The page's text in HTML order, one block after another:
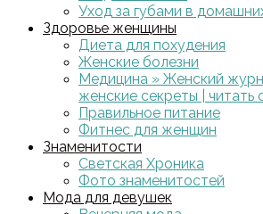
Уход за губами в
Здоровье женщины
Диета для похудения
Женские болезни
Медицина » Женский
женские секреты | читать
Правильное питание
Фитнес для женщин
Знаменитости
Светская Хроника
Фото знаменитостей
Мода для девушек